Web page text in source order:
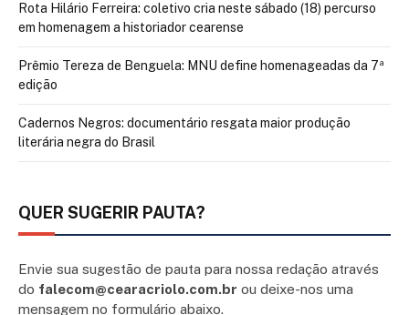
Rota Hilário Ferreira: coletivo cria neste sábado (18) percurso
em homenagem a historiador cearense
Prêmio Tereza de Benguela: MNU define homenageadas da 7ª
edição
Cadernos Negros: documentário resgata maior produção
literária negra do Brasil
QUER SUGERIR PAUTA?
Envie sua sugestão de pauta para nossa redação através
do falecom@cearacriolo.com.br ou deixe-nos uma
mensagem no formulário abaixo.